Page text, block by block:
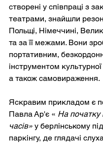
створені у співпраці з
театрами, знайшли
Польщі, Німеччині,
та за її межами. Вони
портативним,
інструментом
а також самовираження.
Яскравим прикладом є
Павла Ар'є « На початку
часів» у берлінському
паркінгу, де глядачі